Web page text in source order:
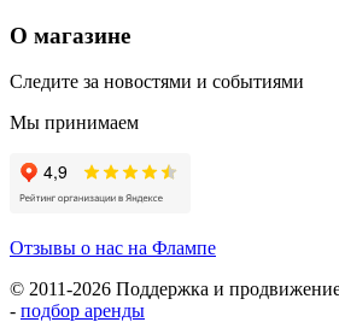
О магазине
Следите за новостями и событиями
Мы принимаем
Отзывы о нас на Флампе
© 2011-2026 Поддержка и
- подбор аренды